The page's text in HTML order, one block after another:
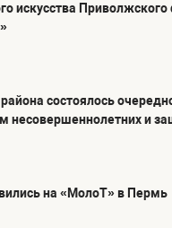
искусства
состоялось
несовершеннолетних и
на «МолоТ» в Пермь